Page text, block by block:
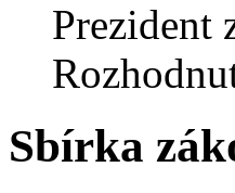
Prezident
Sbírka